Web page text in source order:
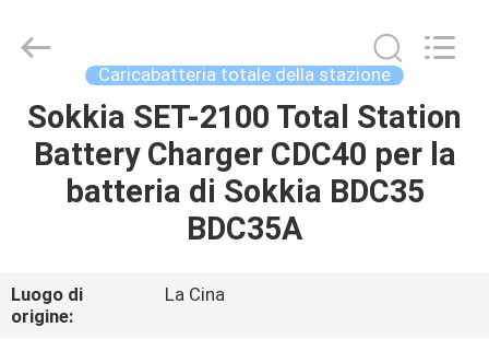
CASA
PRODOTTI
NOI
Survey
Instrument
Reserved.
Caricabatteria totale della stazione
Sokkia SET-2100 Total Station
Battery Charger CDC40 per la
batteria di Sokkia BDC35
BDC35A
Luogo di
origine:
La Cina